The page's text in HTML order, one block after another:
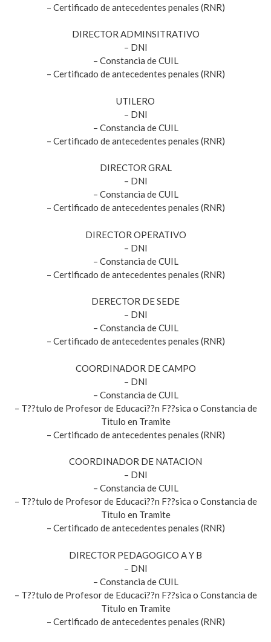
– Certificado de antecedentes penales (RNR)
DIRECTOR ADMINSITRATIVO
– DNI
– Constancia de CUIL
– Certificado de antecedentes penales (RNR)
UTILERO
– DNI
– Constancia de CUIL
– Certificado de antecedentes penales (RNR)
DIRECTOR GRAL
– DNI
– Constancia de CUIL
– Certificado de antecedentes penales (RNR)
DIRECTOR OPERATIVO
– DNI
– Constancia de CUIL
– Certificado de antecedentes penales (RNR)
DERECTOR DE SEDE
– DNI
– Constancia de CUIL
– Certificado de antecedentes penales (RNR)
COORDINADOR DE CAMPO
– DNI
– Constancia de CUIL
– T??tulo de Profesor de Educaci??n F??sica o Constancia de
Titulo en Tramite
– Certificado de antecedentes penales (RNR)
COORDINADOR DE NATACION
– DNI
– Constancia de CUIL
– T??tulo de Profesor de Educaci??n F??sica o Constancia de
Titulo en Tramite
– Certificado de antecedentes penales (RNR)
DIRECTOR PEDAGOGICO A Y B
– DNI
– Constancia de CUIL
– T??tulo de Profesor de Educaci??n F??sica o Constancia de
Titulo en Tramite
– Certificado de antecedentes penales (RNR)